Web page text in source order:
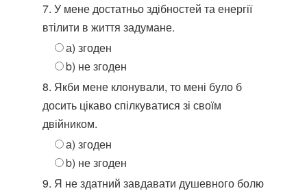
7. У мене достатньо здібностей та енергії
втілити в життя задумане.
а) згоден
b) не згоден
8. Якби мене клонували, то мені було б
досить цікаво спілкуватися зі своїм
двійником.
а) згоден
b) не згоден
9. Я не здатний завдавати душевного болю